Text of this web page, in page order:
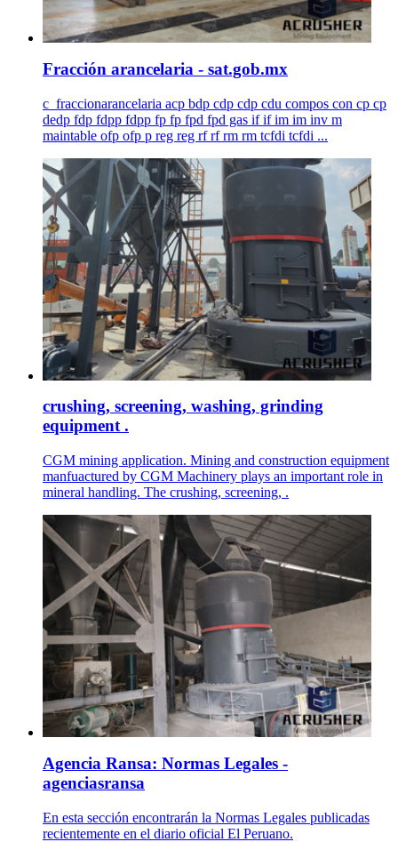
Fracción arancelaria - sat.gob.mx
c_fraccionarancelaria acp bdp cdp cdp cdu compos con cp cp
dedp fdp fdpp fdpp fp fp fpd fpd gas if if im im inv m
maintable ofp ofp p reg reg rf rf rm rm tcfdi tcfdi ...
crushing, screening, washing, grinding
equipment .
CGM mining application. Mining and construction equipment
manfuactured by CGM Machinery plays an important role in
mineral handling. The crushing, screening, .
Agencia Ransa: Normas Legales -
agenciasransa
En esta sección encontrarán la Normas Legales publicadas
recientemente en el diario oficial El Peruano.